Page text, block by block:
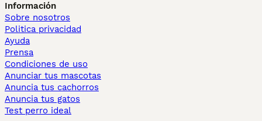
Información
Sobre nosotros
Politica privacidad
Ayuda
Prensa
Condiciones de uso
Anunciar tus mascotas
Anuncia tus cachorros
Anuncia tus gatos
Test perro ideal